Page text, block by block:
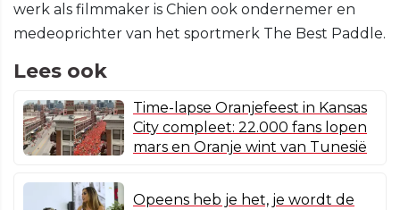
werk als filmmaker is Chien ook ondernemer en
medeoprichter van het sportmerk The Best Paddle.
Lees ook
Time-lapse Oranjefeest in Kansas
City compleet: 22.000 fans lopen
mars en Oranje wint van Tunesië
Opeens heb je het, je wordt de